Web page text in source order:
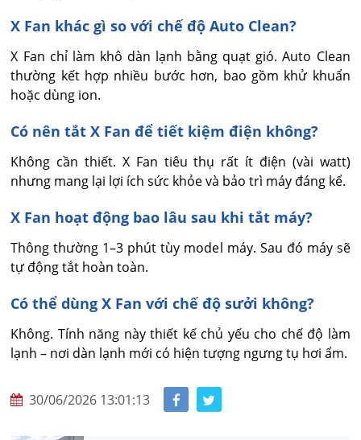
X Fan khác gì so với chế độ Auto Clean?
X Fan chỉ làm khô dàn lạnh bằng quạt gió. Auto Clean
thường kết hợp nhiều bước hơn, bao gồm khử khuẩn
hoặc dùng ion.
Có nên tắt X Fan để tiết kiệm điện không?
Không cần thiết. X Fan tiêu thụ rất ít điện (vài watt)
nhưng mang lại lợi ích sức khỏe và bảo trì máy đáng kể.
X Fan hoạt động bao lâu sau khi tắt máy?
Thông thường 1–3 phút tùy model máy. Sau đó máy sẽ
tự động tắt hoàn toàn.
Có thể dùng X Fan với chế độ sưởi không?
Không. Tính năng này thiết kế chủ yếu cho chế độ làm
lạnh – nơi dàn lạnh mới có hiện tượng ngưng tụ hơi ẩm.
30/06/2026 13:01:13